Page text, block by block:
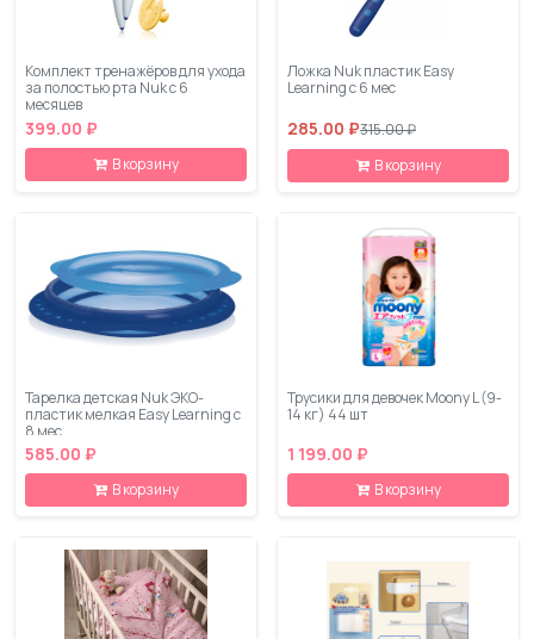
Комплект тренажёров для ухода
за полостью рта Nuk с 6
месяцев
399.00 ₽
В корзину
Ложка Nuk пластик Easy
Learning с 6 мес
285.00 ₽315.00 ₽
В корзину
Тарелка детская Nuk ЭКО-
пластик мелкая Easy Learning с
8 мес
585.00 ₽
В корзину
Трусики для девочек Moony L (9-
14 кг) 44 шт
1 199.00 ₽
В корзину